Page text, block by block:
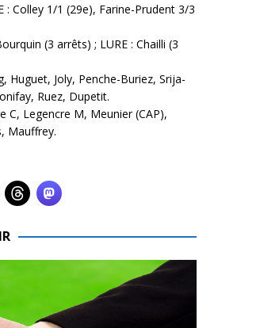
: Colley 1/1 (29e), Farine-Prudent 3/3
(3 arrêts) ; LURE : Chailli (3
Huguet, Joly, Penche-Buriez, Srija-
Ruez, Dupetit.
C, Legencre M, Meunier (CAP),
Mauffrey.